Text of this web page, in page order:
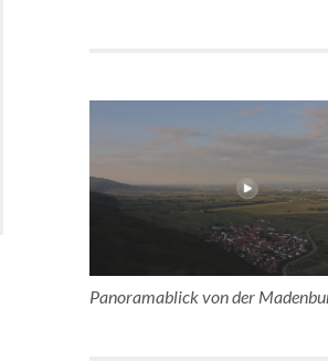
Panoramablick von der